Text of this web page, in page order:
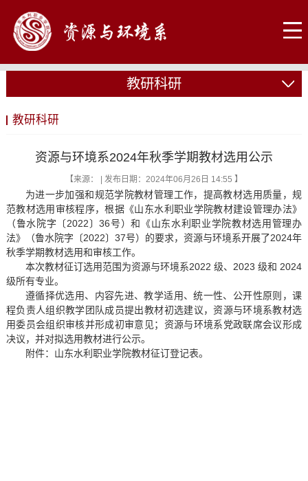
教研科研
教研科研
资源与环境系2024年秋季学期教材选用公示
【来源： | 发布日期：2024年06月26日 14:55 】
为进一步加强和规范学院教材管理工作，提高教材选用质量，规
范教材选用审核程序，根据《山东水利职业学院教材建设管理办法》
（鲁水院字〔2022〕36号）和《山东水利职业学院教材选用管理办
法》（鲁水院字〔2022〕37号）的要求，资源与环境系开展了2024年
秋季学期教材选用和审核工作。
本次教材征订选用范围为资源与环境系2022 级、2023 级和 2024
级所有专业。
遵循择优选用、内容先进、教学适用、统一性、公开性原则，课
程负责人组织教学团队成员提出教材初选建议，资源与环境系教材选
用委员会组织审核并形成初审意见；资源与环境系党政联席会议形成
决议，并对拟选用教材进行公示。
附件：山东水利职业学院教材征订登记表。